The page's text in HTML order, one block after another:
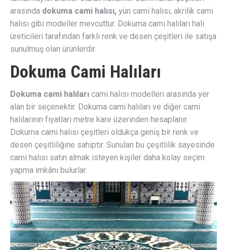
arasında dokuma cami halısı, yün cami halısı, akrilik cami
halısı gibi modeller mevcuttur. Dokuma cami halıları halı
üreticileri tarafından farklı renk ve desen çeşitleri ile satışa
sunulmuş olan ürünlerdir.
Dokuma Cami Halıları
Dokuma cami halıları cami halısı modelleri arasında yer
alan bir seçenektir. Dokuma cami halıları ve diğer cami
halılarının fiyatları metre kare üzerinden hesaplanır.
Dokuma cami halısı çeşitleri oldukça geniş bir renk ve
desen çeşitliliğine sahiptir. Sunulan bu çeşitlilik sayesinde
cami halısı satın almak isteyen kişiler daha kolay seçim
yapma imkânı bulurlar.